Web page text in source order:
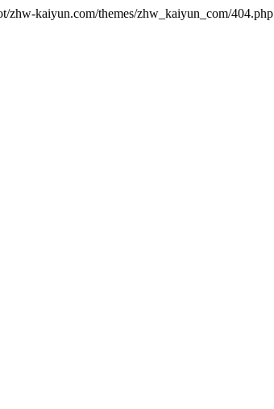
kaiyun.com/themes/zhw_kaiyun_com/404.php